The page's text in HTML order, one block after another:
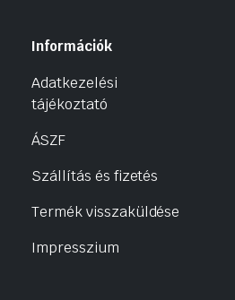
Információk
Adatkezelési
tájékoztató
ÁSZF
Szállítás és fizetés
Termék visszaküldése
Impresszium